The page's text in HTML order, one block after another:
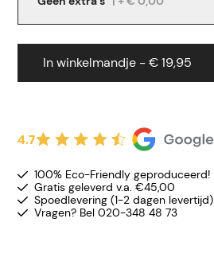
In winkelmandje - € 19,95
4.7
100% Eco-Friendly geproduceerd!
Gratis geleverd v.a. €45,00
Spoedlevering (1-2 dagen levertijd)
Vragen? Bel 020-348 48 73